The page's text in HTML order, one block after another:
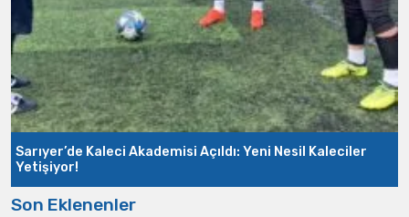
Sarıyer’de Kaleci Akademisi Açıldı: Yeni Nesil Kaleciler
Yetişiyor!
Son Eklenenler